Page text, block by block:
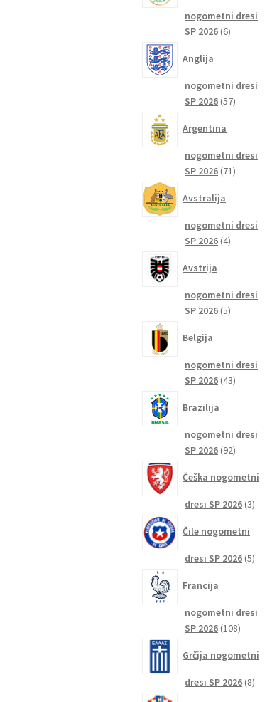
nogometni dresi
SP 2026 66
Anglija
nogometni dresi
SP 2026 5757
Argentina
nogometni dresi
SP 2026 7171
Avstralija
nogometni dresi
SP 2026 44
Avstrija
nogometni dresi
SP 2026 55
Belgija
nogometni dresi
SP 2026 4343
Brazilija
nogometni dresi
SP 2026 9292
Češka nogometni
dresi SP 2026 33
Čile nogometni
dresi SP 2026 55
Francija
nogometni dresi
SP 2026 108108
Grčija nogometni
dresi SP 2026 88